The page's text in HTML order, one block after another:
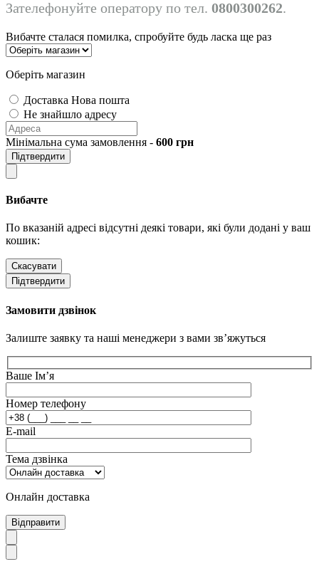
Зателефонуйте оператору по тел. 0800300262.
Вибачте сталася помилка, спробуйте будь ласка ще раз
Оберіть магазин
Доставка Нова пошта
Не знайшло адресу
Мінімальна сума замовлення - 600 грн
Підтвердити
Вибачте
По вказаній адресі відсутні деякі товари, які були додані у ваш
кошик:
Скасувати
Підтвердити
Замовити дзвінок
Залиште заявку та наші менеджери з вами зв’яжуться
Ваше Ім’я
Номер телефону
E-mail
Тема дзвінка
Онлайн доставка
Відправити